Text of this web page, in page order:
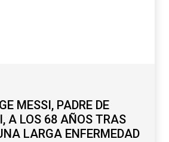
MESSI, PADRE DE
A LOS 68 AÑOS TRAS
LARGA ENFERMEDAD